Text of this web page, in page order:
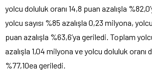
yolcu doluluk oranı 14,8 puan azalışla
yolcu sayısı %85 azalışla 0,23 milyona,
puan azalışla %63,6’ya geriledi. Toplam
azalışla 1,04 milyona ve yolcu doluluk oranı
%77,10ea geriledi.